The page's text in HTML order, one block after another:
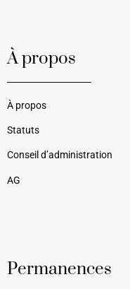
À propos
À propos
Statuts
Conseil d’administration
AG
Permanences